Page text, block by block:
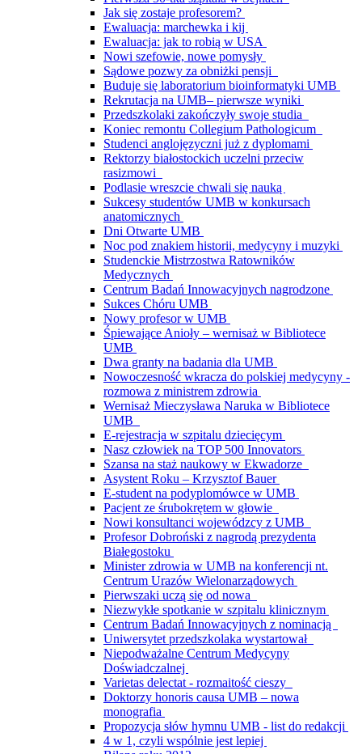
Jak się zostaje profesorem?
Ewaluacja: marchewka i kij
Ewaluacja: jak to robią w USA
Nowi szefowie, nowe pomysły
Sądowe pozwy za obniżki pensji
Buduje się laboratorium bioinformatyki UMB
Rekrutacja na UMB– pierwsze wyniki
Przedszkolaki zakończyły swoje studia
Koniec remontu Collegium Pathologicum
Studenci anglojęzyczni już z dyplomami
Rektorzy białostockich uczelni przeciw
rasizmowi
Podlasie wreszcie chwali się nauką
Sukcesy studentów UMB w konkursach
anatomicznych
Dni Otwarte UMB
Noc pod znakiem historii, medycyny i muzyki
Studenckie Mistrzostwa Ratowników
Medycznych
Centrum Badań Innowacyjnych nagrodzone
Sukces Chóru UMB
Nowy profesor w UMB
Śpiewające Anioły – wernisaż w Bibliotece
UMB
Dwa granty na badania dla UMB
Nowoczesność wkracza do polskiej medycyny -
rozmowa z ministrem zdrowia
Wernisaż Mieczysława Naruka w Bibliotece
UMB
E-rejestracja w szpitalu dziecięcym
Nasz człowiek na TOP 500 Innovators
Szansa na staż naukowy w Ekwadorze
Asystent Roku – Krzysztof Bauer
E-student na podyplomówce w UMB
Pacjent ze śrubokrętem w głowie
Nowi konsultanci wojewódzcy z UMB
Profesor Dobroński z nagrodą prezydenta
Białegostoku
Minister zdrowia w UMB na konferencji nt.
Centrum Urazów Wielonarządowych
Pierwszaki uczą się od nowa
Niezwykłe spotkanie w szpitalu klinicznym
Centrum Badań Innowacyjnych z nominacją
Uniwersytet przedszkolaka wystartował
Niepodważalne Centrum Medycyny
Doświadczalnej
Varietas delectat - rozmaitość cieszy
Doktorzy honoris causa UMB – nowa
monografia
Propozycja słów hymnu UMB - list do redakcji
4 w 1, czyli wspólnie jest lepiej